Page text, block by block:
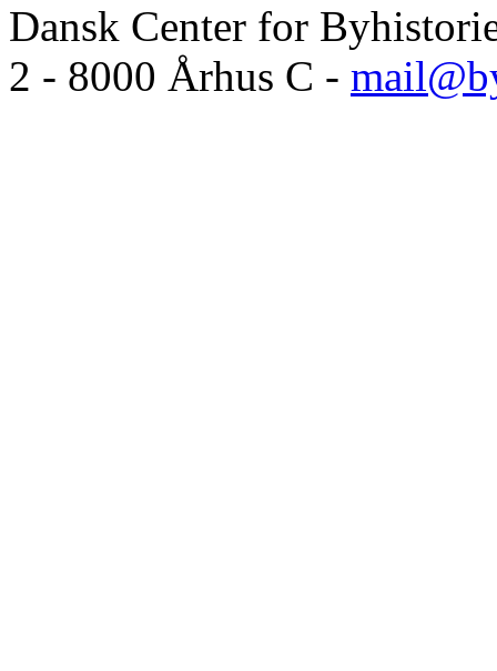
Dansk Center for
2 - 8000 Århus C -